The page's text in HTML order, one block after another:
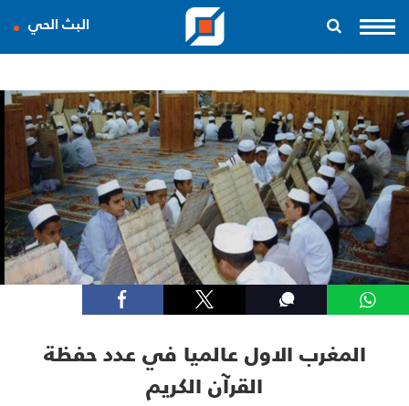
البث الحي
المغرب الاول عالميا في عدد حفظة
القرآن الكريم